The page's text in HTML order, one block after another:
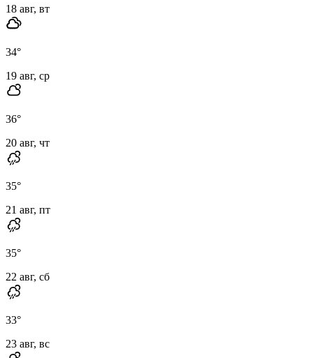
18 авг, вт
34°
19 авг, ср
36°
20 авг, чт
35°
21 авг, пт
35°
22 авг, сб
33°
23 авг, вс